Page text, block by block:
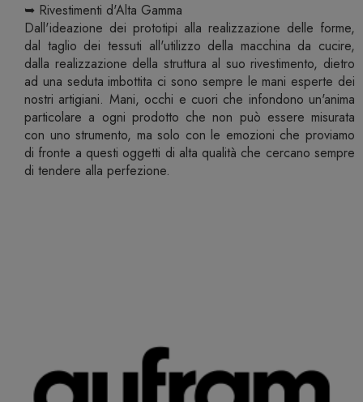
➥ Rivestimenti d'Alta Gamma
Dall'ideazione dei prototipi alla realizzazione delle forme,
dal taglio dei tessuti all'utilizzo della macchina da cucire,
dalla realizzazione della struttura al suo rivestimento, dietro
ad una seduta imbottita ci sono sempre le mani esperte dei
nostri artigiani. Mani, occhi e cuori che infondono un'anima
particolare a ogni prodotto che non può essere misurata
con uno strumento, ma solo con le emozioni che proviamo
di fronte a questi oggetti di alta qualità che cercano sempre
di tendere alla perfezione.